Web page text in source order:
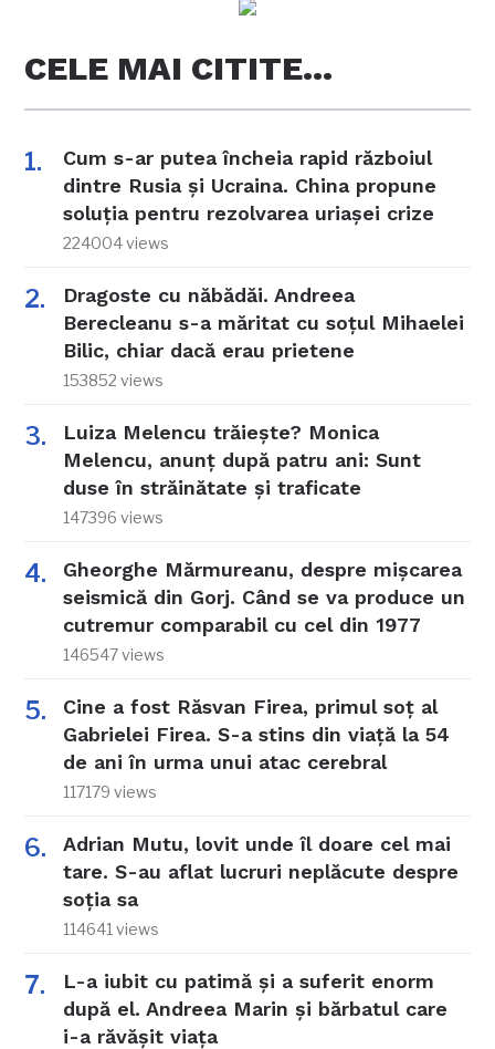
CELE MAI CITITE…
Cum s-ar putea încheia rapid războiul
dintre Rusia și Ucraina. China propune
soluția pentru rezolvarea uriașei crize
224004 views
Dragoste cu năbădăi. Andreea
Berecleanu s-a măritat cu soțul Mihaelei
Bilic, chiar dacă erau prietene
153852 views
Luiza Melencu trăiește? Monica
Melencu, anunț după patru ani: Sunt
duse în străinătate și traficate
147396 views
Gheorghe Mărmureanu, despre mișcarea
seismică din Gorj. Când se va produce un
cutremur comparabil cu cel din 1977
146547 views
Cine a fost Răsvan Firea, primul soț al
Gabrielei Firea. S-a stins din viață la 54
de ani în urma unui atac cerebral
117179 views
Adrian Mutu, lovit unde îl doare cel mai
tare. S-au aflat lucruri neplăcute despre
soția sa
114641 views
L-a iubit cu patimă și a suferit enorm
după el. Andreea Marin și bărbatul care
i-a răvășit viața